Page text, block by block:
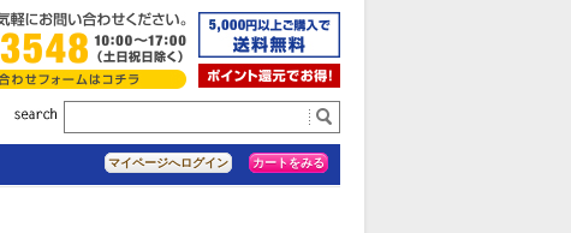
マイページへログイン カートをみる